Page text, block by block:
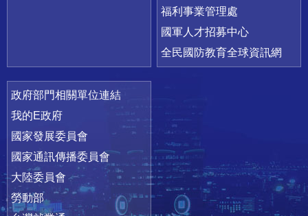
福利事業管理處
國軍人才招募中心
全民國防教育全球資訊網
政府部門相關單位連結
我的E政府
國家發展委員會
國家通訊傳播委員會
大陸委員會
勞動部